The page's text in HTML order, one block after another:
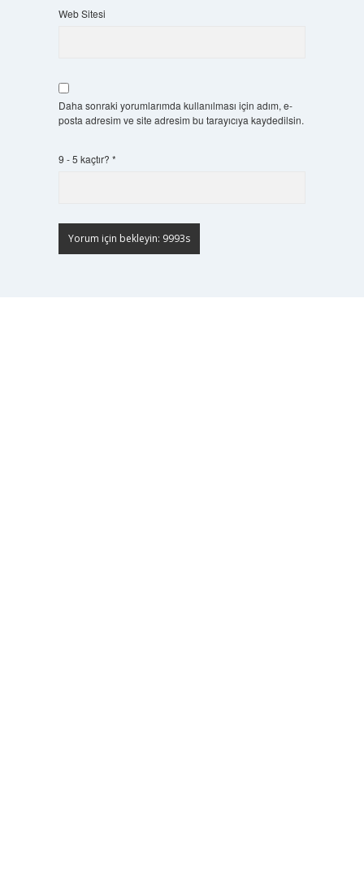
Web Sitesi
Daha sonraki yorumlarımda kullanılması için adım, e-
posta adresim ve site adresim bu tarayıcıya kaydedilsin.
9 - 5 kaçtır? *